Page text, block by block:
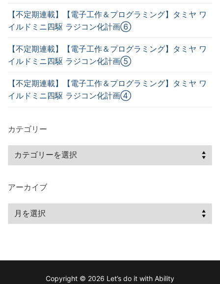
【不定期連載】【電子工作＆プログラミング】タミヤ ワ
イルドミニ四駆 ラジコン化計画⑥
【不定期連載】【電子工作＆プログラミング】タミヤ ワ
イルドミニ四駆 ラジコン化計画⑤
【不定期連載】【電子工作＆プログラミング】タミヤ ワ
イルドミニ四駆 ラジコン化計画④
カテゴリー
アーカイブ
Copyright © 2026 Let’s do it with Ability